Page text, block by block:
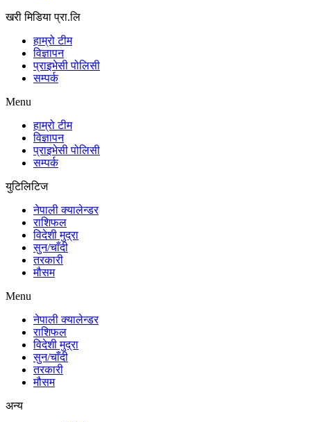
खरी मिडिया प्रा.लि
हाम्रो टीम
विज्ञापन
प्राइभेसी पोलिसी
सम्पर्क
Menu
हाम्रो टीम
विज्ञापन
प्राइभेसी पोलिसी
सम्पर्क
युटिलिटिज
नेपाली क्यालेन्डर
राशिफल
विदेशी मुद्रा
सुन/चाँदी
तरकारी
मौसम
Menu
नेपाली क्यालेन्डर
राशिफल
विदेशी मुद्रा
सुन/चाँदी
तरकारी
मौसम
अन्य